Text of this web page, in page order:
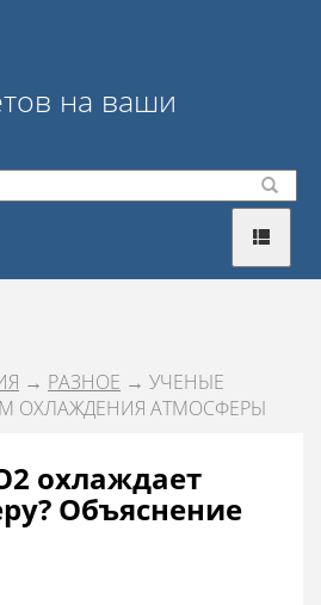
на ваши
→ РАЗНОЕ → УЧЕНЫЕ
ОХЛАЖДЕНИЯ АТМОСФЕРЫ
охлаждает
Объяснение